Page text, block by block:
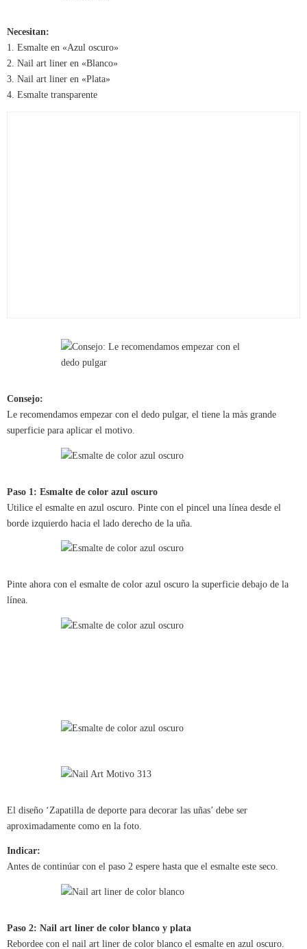
Necesitan:
1. Esmalte en «Azul oscuro»
2. Nail art liner en «Blanco»
3. Nail art liner en «Plata»
4. Esmalte transparente
Consejo:
Le recomendamos empezar con el dedo pulgar, el tiene la màs grande
superficie para aplicar el motivo.
Paso 1: Esmalte de color azul oscuro
Utilice el esmalte en azul oscuro. Pinte con el pincel una línea desde el
borde izquierdo hacia el lado derecho de la uña.
Pinte ahora con el esmalte de color azul oscuro la superficie debajo de la
línea.
El diseño ‘Zapatilla de deporte para decorar las uñas’ debe ser
aproximadamente como en la foto.
Indicar:
Antes de continúar con el paso 2 espere hasta que el esmalte este seco.
Paso 2: Nail art liner de color blanco y plata
Rebordee con el nail art liner de color blanco el esmalte en azul oscuro.